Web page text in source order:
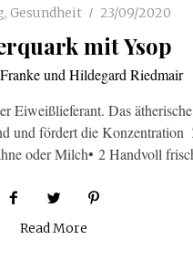
, Gesundheit 23/09/2020
mit Ysop
und Hildegard Riedmair
Eiweißlieferant. Das
und fördert die Konzentration
oder Milch• 2 Handvoll
Read More